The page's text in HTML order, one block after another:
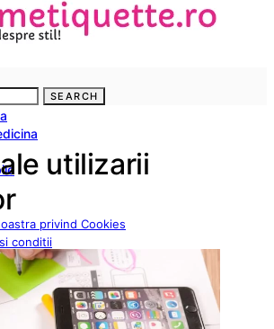
privind Cookies
conditii
datelor cu caracter personal
SEARCH
utilizarii